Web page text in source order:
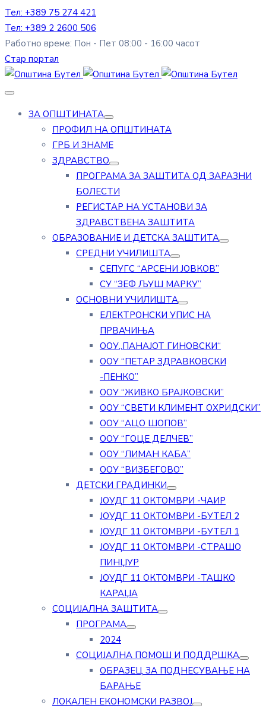
Тел: +389 75 274 421
Тел: +389 2 2600 506
Работно време: Пон - Пет 08:00 - 16:00 часот
Стар портал
ЗА ОПШТИНАТА
ПРОФИЛ НА ОПШТИНАТА
ГРБ И ЗНАМЕ
ЗДРАВСТВО
ПРОГРАМА ЗА ЗАШТИТА ОД ЗАРАЗНИ
БОЛЕСТИ
РЕГИСТАР НА УСТАНОВИ ЗА
ЗДРАВСТВЕНА ЗАШТИТА
ОБРАЗОВАНИЕ И ДЕТСКА ЗАШТИТА
СРЕДНИ УЧИЛИШТА
СЕПУГС “АРСЕНИ ЈОВКОВ”
СУ “ЗЕФ ЉУШ МАРКУ”
ОСНОВНИ УЧИЛИШТА
ЕЛЕКТРОНСКИ УПИС НА
ПРВАЧИЊА
ООУ„ПАНАЈОТ ГИНОВСКИ“
ООУ “ПЕТАР ЗДРАВКОВСКИ
-ПЕНКО”
ООУ “ЖИВКО БРАЈКОВСКИ”
ООУ “СВЕТИ КЛИМЕНТ ОХРИДСКИ”
ООУ “АЦО ШОПОВ”
ООУ “ГОЦЕ ДЕЛЧЕВ”
ООУ “ЛИМАН КАБА”
ООУ “ВИЗБЕГОВО”
ДЕТСКИ ГРАДИНКИ
ЈОУДГ 11 ОКТОМВРИ -ЧАИР
ЈОУДГ 11 ОКТОМВРИ -БУТЕЛ 2
ЈОУДГ 11 ОКТОМВРИ -БУТЕЛ 1
ЈОУДГ 11 ОКТОМВРИ -СТРАШО
ПИНЏУР
ЈОУДГ 11 ОКТОМВРИ -ТАШКО
КАРАЏА
СОЦИЈАЛНА ЗАШТИТА
ПРОГРАМА
2024
СОЦИЈАЛНА ПОМОШ И ПОДДРШКА
ОБРАЗЕЦ ЗА ПОДНЕСУВАЊЕ НА
БАРАЊЕ
ЛОКАЛЕН ЕКОНОМСКИ РАЗВОЈ